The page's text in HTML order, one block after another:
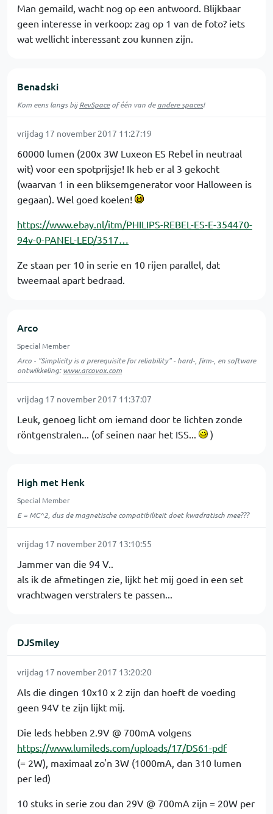
Man gemaild, wacht nog op een antwoord. Blijkbaar
geen interesse in verkoop: zag op 1 van de foto? iets
wat wellicht interessant zou kunnen zijn.
Benadski
Kom eens langs bijRevSpaceof één van deandere spaces!
vrijdag 17 november 2017 11:27:19
60000 lumen (200x 3W Luxeon ES Rebel in neutraal
wit) voor een spotprijsje! Ik heb er al 3 gekocht
(waarvan 1 in een bliksemgenerator voor Halloween is
gegaan). Wel goed koelen!
https://www.ebay.nl/itm/PHILIPS-REBEL-ES-E-354470-
94v-0-PANEL-LED/3517…
Ze staan per 10 in serie en 10 rijen parallel, dat
tweemaal apart bedraad.
Arco
Special Member
Arco - "Simplicity is a prerequisite for reliability" - hard-, firm-, en software
ontwikkeling:www.arcovox.com
vrijdag 17 november 2017 11:37:07
Leuk, genoeg licht om iemand door te lichten zonde
röntgenstralen... (of seinen naar het ISS...
)
High met Henk
Special Member
E = MC^2, dus de magnetische compatibiliteit doet kwadratisch mee???
vrijdag 17 november 2017 13:10:55
Jammer van die 94 V..
als ik de afmetingen zie, lijkt het mij goed in een set
vrachtwagen verstralers te passen...
DJSmiley
vrijdag 17 november 2017 13:20:20
Als die dingen 10x10 x 2 zijn dan hoeft de voeding
geen 94V te zijn lijkt mij.
Die leds hebben 2.9V @ 700mA volgens
https://www.lumileds.com/uploads/17/DS61-pdf
(= 2W), maximaal zo'n 3W (1000mA, dan 310 lumen
per led)
10 stuks in serie zou dan 29V @ 700mA zijn = 20W per